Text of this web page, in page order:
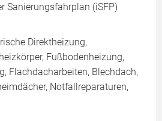
Sanierungsfahrplan (iSFP)
Direktheizung,
Fußbodenheizung,
Flachdacharbeiten, Blechdach,
Notfallreparaturen,